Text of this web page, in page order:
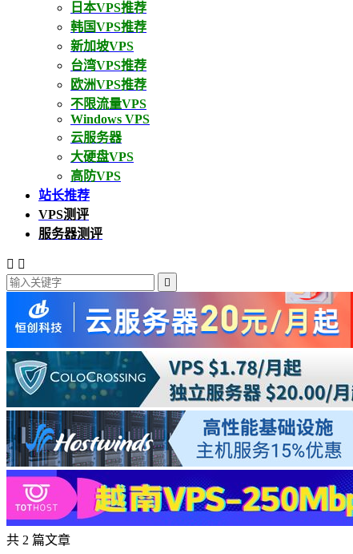
日本VPS推荐
韩国VPS推荐
新加坡VPS
台湾VPS推荐
欧洲VPS推荐
不限流量VPS
Windows VPS
云服务器
大硬盘VPS
高防VPS
站长推荐
VPS测评
服务器测评
 

共 2 篇文章